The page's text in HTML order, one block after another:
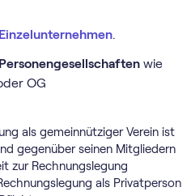
Einzelunternehmen.
Personengesellschaften wie
OG
als gemeinnütziger Verein ist
gegenüber seinen Mitgliedern
zur Rechnungslegung
als Privatperson